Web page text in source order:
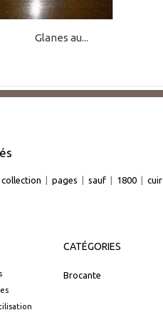
Glanes au...
collection | pages | sauf | 1800 | cuir
CATÉGORIES
Brocante